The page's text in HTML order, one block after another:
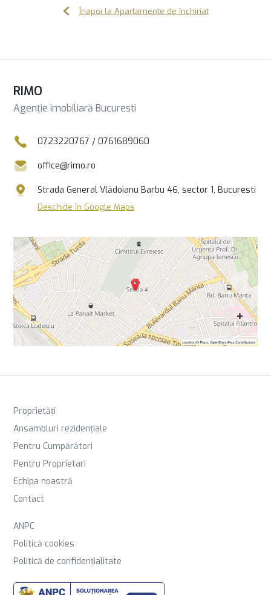
Înapoi la Apartamente de închiriat
RIMO
Agenție imobiliară Bucuresti
0723220767 / 0761689060
office@rimo.ro
Strada General Vlădoianu Barbu 46, sector 1, Bucuresti
Deschide în Google Maps
Proprietăți
Ansambluri rezidențiale
Pentru Cumpărători
Pentru Proprietari
Echipa noastră
Contact
ANPC
Politică cookies
Politică de confidențialitate